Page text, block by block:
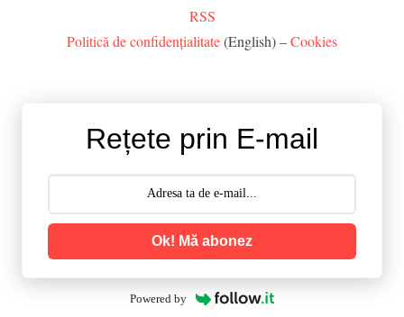
RSS
Politică de confidențialitate(English) –Cookies
Rețete prin E-mail
Ok! Mă abonez
Powered by